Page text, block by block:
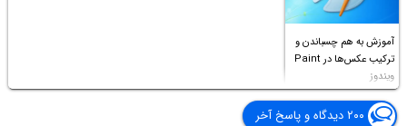
آموزش به هم چسباندن و
ترکیب عکس‌ها در Paint
ویندوز
۲۰۰ دیدگاه و پاسخ آخر